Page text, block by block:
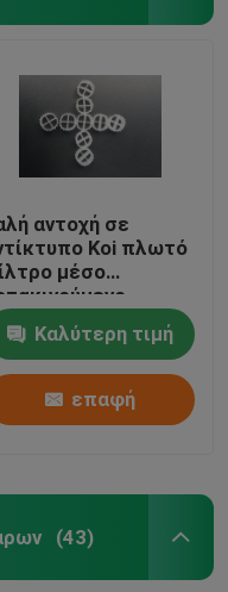
αντοχή σε
Koi πλωτό
μέσο
βιοφίλτρο
Καλύτερη τιμή
επαφή
(43)